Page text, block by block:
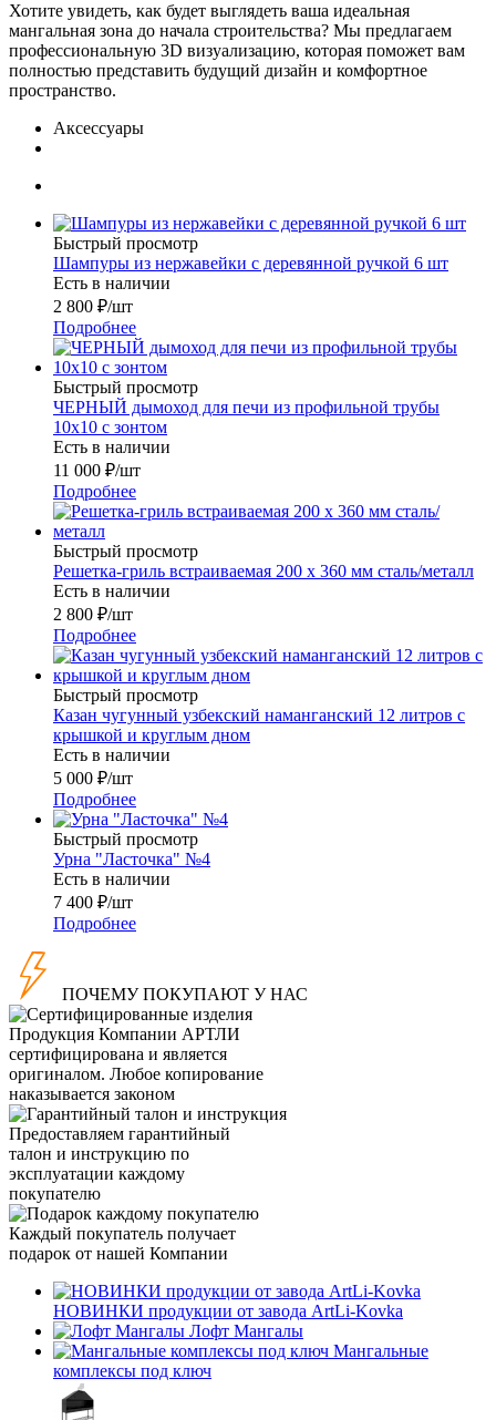
Хотите увидеть, как будет выглядеть ваша идеальная
мангальная зона до начала строительства? Мы предлагаем
профессиональную 3D визуализацию, которая поможет вам
полностью представить будущий дизайн и комфортное
пространство.
Аксессуары
Быстрый просмотр
Шампуры из нержавейки с деревянной ручкой 6 шт
Есть в наличии
2 800 ₽/шт
Подробнее
Быстрый просмотр
ЧЕРНЫЙ дымоход для печи из профильной трубы
10х10 с зонтом
Есть в наличии
11 000 ₽/шт
Подробнее
Быстрый просмотр
Решетка-гриль встраиваемая 200 х 360 мм сталь/металл
Есть в наличии
2 800 ₽/шт
Подробнее
Быстрый просмотр
Казан чугунный узбекский наманганский 12 литров с
крышкой и круглым дном
Есть в наличии
5 000 ₽/шт
Подробнее
Быстрый просмотр
Урна "Ласточка" №4
Есть в наличии
7 400 ₽/шт
Подробнее
ПОЧЕМУ ПОКУПАЮТ У НАС
Продукция Компании АРТЛИ
сертифицирована и является
оригиналом. Любое копирование
наказывается законом
Предоставляем гарантийный
талон и инструкцию по
эксплуатации каждому
покупателю
Каждый покупатель получает
подарок от нашей Компании
НОВИНКИ продукции от завода ArtLi-Kovka
Лофт Мангалы
Мангальные
комплексы под ключ